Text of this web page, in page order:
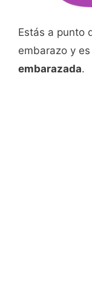
Estás a punto
embarazo y
embarazada.